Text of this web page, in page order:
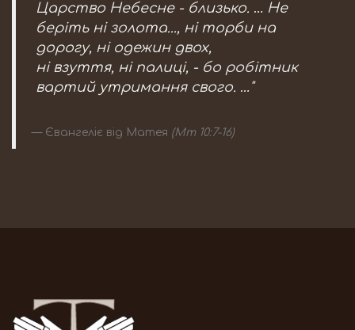
Царство Небесне - близько. … Не
беріть ні золота..., ні торби на
дорогу, ні одежин двох,
ні взуття, ні палиці, - бо робітник
вартий утримання свого. …"
Євангеліє від Матея (Мт 10:7-16)